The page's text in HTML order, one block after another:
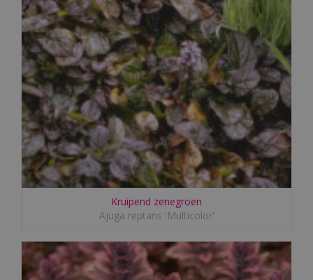
Kruipend zenegroen
Ajuga reptans 'Multicolor'